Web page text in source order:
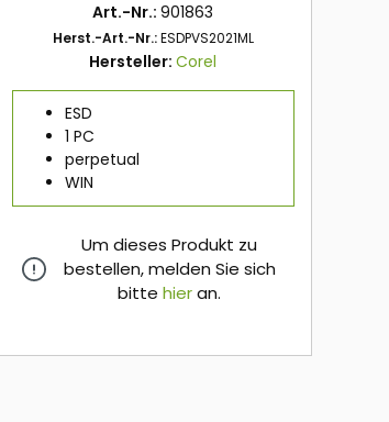
Art.-Nr.:901863
Herst.-Art.-Nr.:ESDPVS2021ML
Hersteller:Corel
ESD
1 PC
perpetual
WIN
Um dieses Produkt zu
bestellen, melden Sie sich
bittehieran.